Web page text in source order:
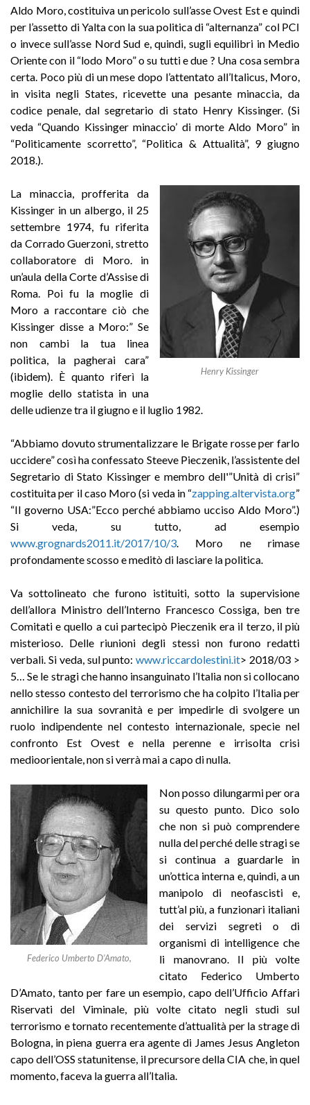
Aldo Moro, costituiva un pericolo sull’asse Ovest Est e quindi
per l’assetto di Yalta con la sua politica di “alternanza” col PCI
o invece sull’asse Nord Sud e, quindi, sugli equilibri in Medio
Oriente con il “lodo Moro” o su tutti e due ? Una cosa sembra
certa. Poco più di un mese dopo l’attentato all’Italicus, Moro,
in visita negli States, ricevette una pesante minaccia, da
codice penale, dal segretario di stato Henry Kissinger. (Si
veda “Quando Kissinger minaccio’ di morte Aldo Moro” in
“Politicamente scorretto”, “Politica & Attualità”, 9 giugno
2018.).
Henry Kissinger
La minaccia, profferita da
Kissinger in un albergo, il 25
settembre 1974, fu riferita
da Corrado Guerzoni, stretto
collaboratore di Moro. in
un’aula della Corte d’Assise di
Roma. Poi fu la moglie di
Moro a raccontare ciò che
Kissinger disse a Moro:” Se
non cambi la tua linea
politica, la pagherai cara”
(ibidem). È quanto riferì la
moglie dello statista in una
delle udienze tra il giugno e il luglio 1982.
“Abbiamo dovuto strumentalizzare le Brigate rosse per farlo
uccidere” così ha confessato Steeve Pieczenik, l’assistente del
Segretario di Stato Kissinger e membro dell'”Unità di crisi”
costituita per il caso Moro (si veda in“zapping.altervista.org”
“Il governo USA:”Ecco perché abbiamo ucciso Aldo Moro”.)
Si veda, su tutto, ad esempio
www.grognards2011.it/2017/10/3
Moro ne rimase
profondamente scosso e meditò di lasciare la politica.
Va sottolineato che furono istituiti, sotto la supervisione
dell’allora Ministro dell’Interno Francesco Cossiga, ben tre
Comitati e quello a cui partecipò Pieczenik era il terzo, il più
misterioso. Delle riunioni degli stessi non furono redatti
verbali. Si veda, sul punto: www.riccardolestini.it> 2018/03 >
5… Se le stragi che hanno insanguinato l’Italia non si collocano
nello stesso contesto del terrorismo che ha colpito l’Italia per
annichilire la sua sovranità e per impedirle di svolgere un
ruolo indipendente nel contesto internazionale, specie nel
confronto Est Ovest e nella perenne e irrisolta crisi
medioorientale, non si verrà mai a capo di nulla.
Federico Umberto D’Amato,
Non posso dilungarmi per ora
su questo punto. Dico solo
che non si può comprendere
nulla del perché delle stragi se
si continua a guardarle in
un’ottica interna e, quindi, a un
manipolo di neofascisti e,
tutt’al più, a funzionari italiani
dei servizi segreti o di
organismi di intelligence che
li manovrano. Il più volte
citato Federico Umberto
D’Amato, tanto per fare un esempio, capo dell’Ufficio Affari
Riservati del Viminale, più volte citato negli studi sul
terrorismo e tornato recentemente d’attualità per la strage di
Bologna, in piena guerra era agente di James Jesus Angleton
capo dell’OSS statunitense, il precursore della CIA che, in quel
momento, faceva la guerra all’Italia.